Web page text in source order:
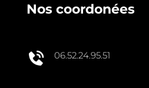
Nos coordonées
06.52.24.95.51